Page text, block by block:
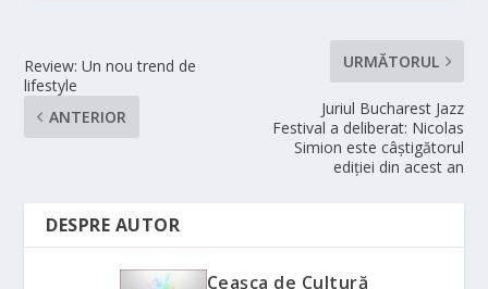
Review: Un nou trend de
lifestyle
ANTERIOR
URMĂTORUL
Juriul Bucharest Jazz
Festival a deliberat: Nicolas
Simion este câștigătorul
ediției din acest an
DESPRE AUTOR
Ceașca de Cultură